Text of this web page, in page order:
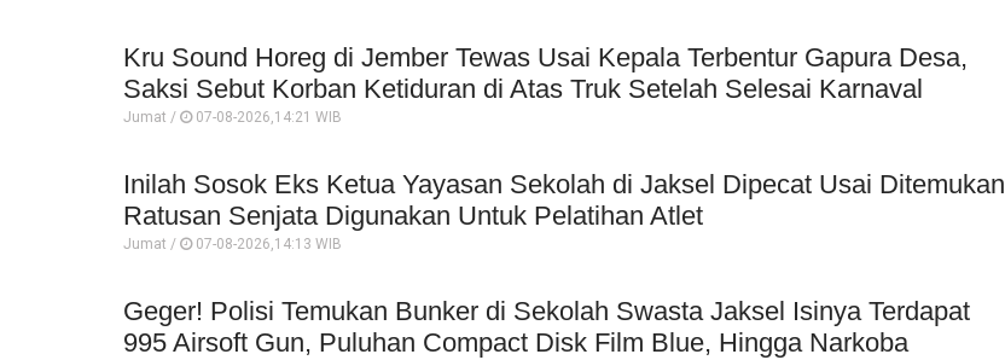
Kru Sound Horeg di Jember Tewas Usai Kepala Terbentur Gapura Desa,
Saksi Sebut Korban Ketiduran di Atas Truk Setelah Selesai Karnaval
Jumat / 07-08-2026,14:21 WIB
Inilah Sosok Eks Ketua Yayasan Sekolah di Jaksel Dipecat Usai Ditemukan
Ratusan Senjata Digunakan Untuk Pelatihan Atlet
Jumat / 07-08-2026,14:13 WIB
Geger! Polisi Temukan Bunker di Sekolah Swasta Jaksel Isinya Terdapat
995 Airsoft Gun, Puluhan Compact Disk Film Blue, Hingga Narkoba